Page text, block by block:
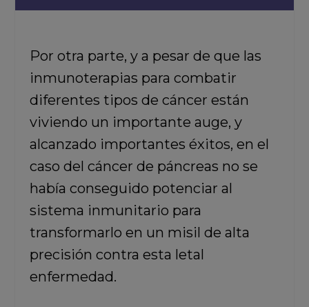
Por otra parte, y a pesar de que las
inmunoterapias para combatir
diferentes tipos de cáncer están
viviendo un importante auge, y
alcanzado importantes éxitos, en el
caso del cáncer de páncreas no se
había conseguido potenciar al
sistema inmunitario para
transformarlo en un misil de alta
precisión contra esta letal
enfermedad.